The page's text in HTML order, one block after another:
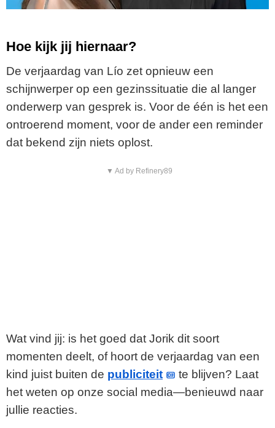
Hoe kijk jij hiernaar?
De verjaardag van Lío zet opnieuw een
schijnwerper op een gezinssituatie die al langer
onderwerp van gesprek is. Voor de één is het een
ontroerend moment, voor de ander een reminder
dat bekend zijn niets oplost.
▼ Ad by Refinery89
Wat vind jij: is het goed dat Jorik dit soort
momenten deelt, of hoort de verjaardag van een
kind juist buiten de publiciteit
te blijven? Laat
het weten op onze social media—benieuwd naar
jullie reacties.